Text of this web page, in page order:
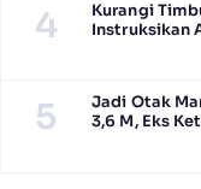
4
Kurangi
Instruksikan
5
Jadi Otak
3,6 M, Eks